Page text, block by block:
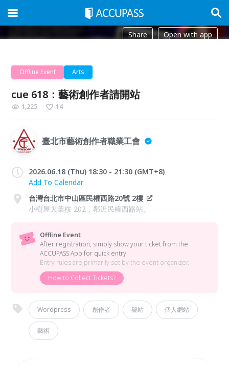
Share Open with app
Offline Event Arts
cue 618：藝術創作者請開站
1,225 14
臺北市藝術創作者職業工會
2026.06.18 (Thu) 18:30 - 21:30 (GMT+8)
Add To Calendar
台灣台北市中山區民權西路20號 2樓
小樹屋大葉桉 202，鄰近民權西路站。
Offline Event
After registration, simply show your ticket from the
ACCUPASS App for quick entry.
Entry rules are primarily set by the event organizer.
How to Collect Tickets?
Wordpress 創作者 架站 個人網站
藝術